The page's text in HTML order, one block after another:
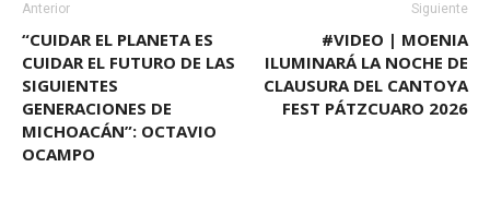
Anterior
“CUIDAR EL PLANETA ES
CUIDAR EL FUTURO DE LAS
SIGUIENTES
GENERACIONES DE
MICHOACÁN”: OCTAVIO
OCAMPO
Siguiente
#VIDEO | MOENIA
ILUMINARÁ LA NOCHE DE
CLAUSURA DEL CANTOYA
FEST PÁTZCUARO 2026